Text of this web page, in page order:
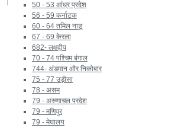
50 - 53 आंध्र प्रदेश
56 - 59 कर्नाटक
60 - 64 तमिल नाडू
67 - 69 केरला
682- लक्षद्वीप
70 - 74 पश्चिम बंगाल
744- अंडमान और निकोबार
75 - 77 उड़ीसा
78 - असम
79 - अरुणाचल प्रदेश
79 - मणिपुर
79 - मेघालय